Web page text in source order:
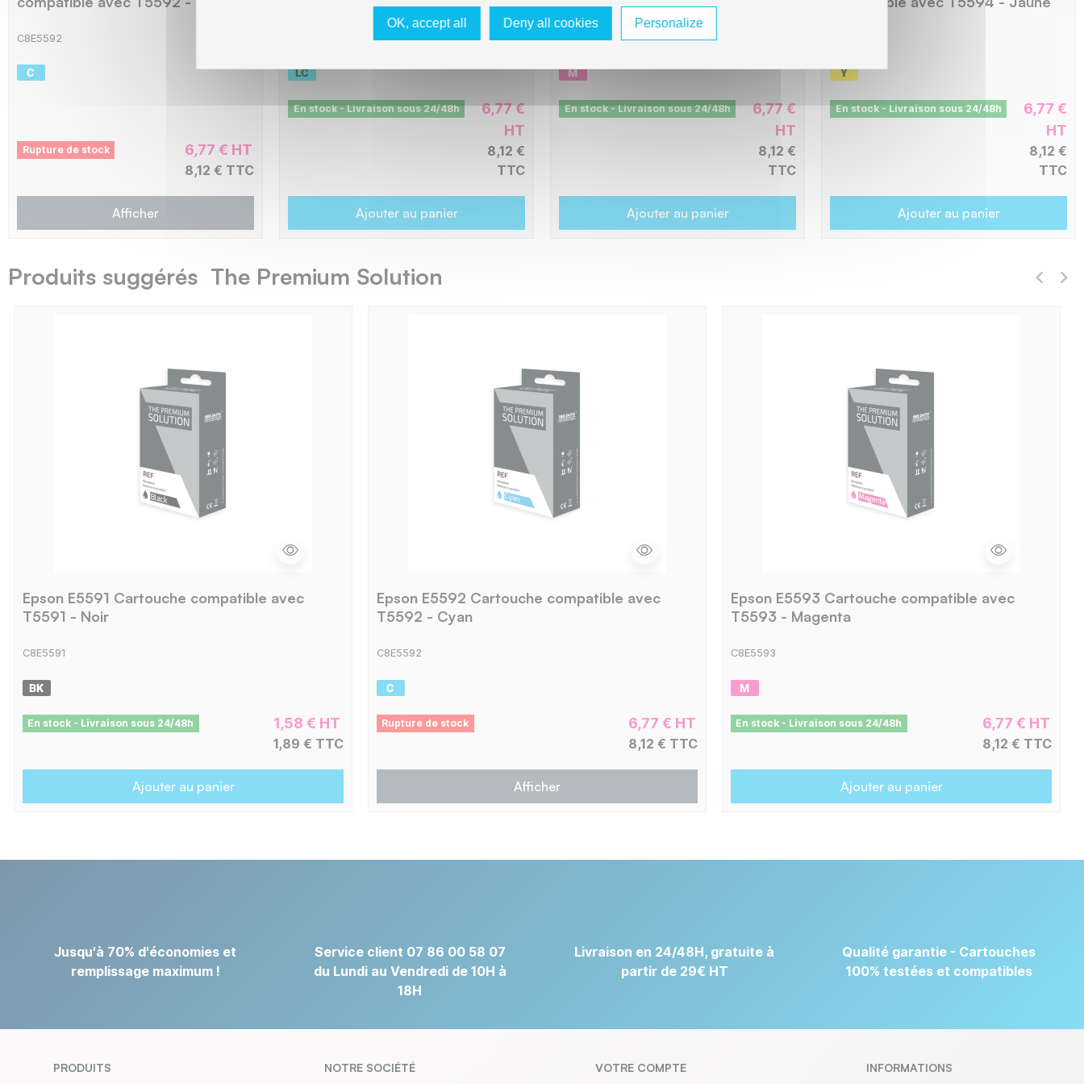
C8E5592
Rupture de stock 6,77 € HT
8,12 € TTC
Afficher
En stock - Livraison sous 24/48h
6,77 €
HT
8,12 €
TTC
Ajouter au panier
Magenta
C8E5593
En stock - Livraison sous 24/48h
6,77 €
HT
8,12 €
TTC
Ajouter au panier
En stock - Livraison sous 24/48h
6,77 €
HT
8,12 €
TTC
Ajouter au panier
Produits suggérés The Premium Solution
Epson E5591 Cartouche compatible avec
T5591 - Noir
C8E5591
En stock - Livraison sous 24/48h 1,58 € HT
1,89 € TTC
Ajouter au panier
Epson E5592 Cartouche compatible avec
T5592 - Cyan
C8E5592
Rupture de stock 6,77 € HT
8,12 € TTC
Afficher
Epson E5593 Cartouche compatible avec
T5593 - Magenta
C8E5593
En stock - Livraison sous 24/48h 6,77 € HT
8,12 € TTC
Ajouter au panier
Jusqu'à 70% d'économies et
remplissage maximum !
Service client 07 86 00 58 07
du Lundi au Vendredi de 10H à
18H
Livraison en 24/48H, gratuite à
partir de 29€ HT
Qualité garantie - Cartouches
100% testées et compatibles
PRODUITS NOTRE SOCIÉTÉ VOTRE COMPTE INFORMATIONS
OK, accept all Deny all cookies Personalize